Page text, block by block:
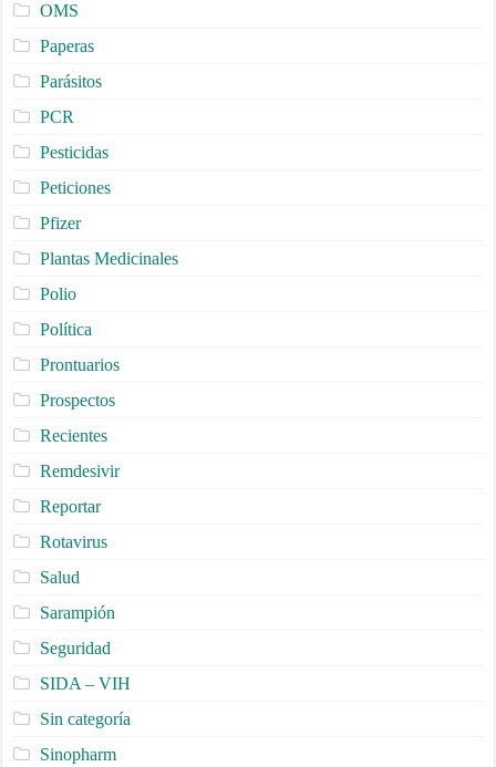
OMS
Paperas
Parásitos
PCR
Pesticidas
Peticiones
Pfizer
Plantas Medicinales
Polio
Política
Prontuarios
Prospectos
Recientes
Remdesivir
Reportar
Rotavirus
Salud
Sarampión
Seguridad
SIDA – VIH
Sin categoría
Sinopharm